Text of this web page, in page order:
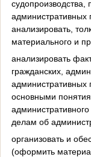
судопроизводства,
административных
анализировать,
материального и
анализировать
гражданских,
административных
основными
делам об
организовать и
(оформить